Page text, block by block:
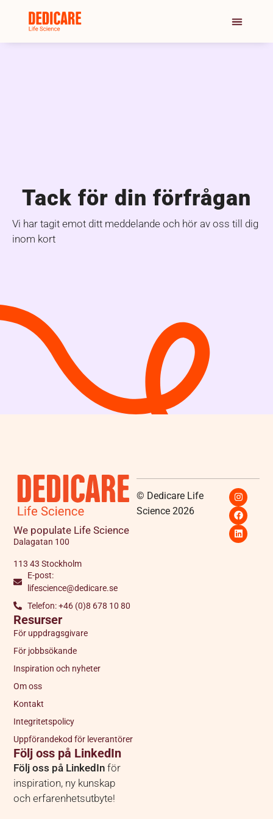
Tack för din förfrågan
Vi har tagit emot ditt meddelande och hör av oss till dig
inom kort
We populate Life Science
Dalagatan 100
113 43 Stockholm
E-post:
lifescience@dedicare.se
Telefon: +46 (0)8 678 10 80
Resurser
För uppdragsgivare
För jobbsökande
Inspiration och nyheter
Om oss
Kontakt
Integritetspolicy
Uppförandekod för leverantörer
Följ oss på LinkedIn
Följ oss på LinkedIn för
inspiration, ny kunskap
och erfarenhetsutbyte!
© Dedicare Life
Science 2026